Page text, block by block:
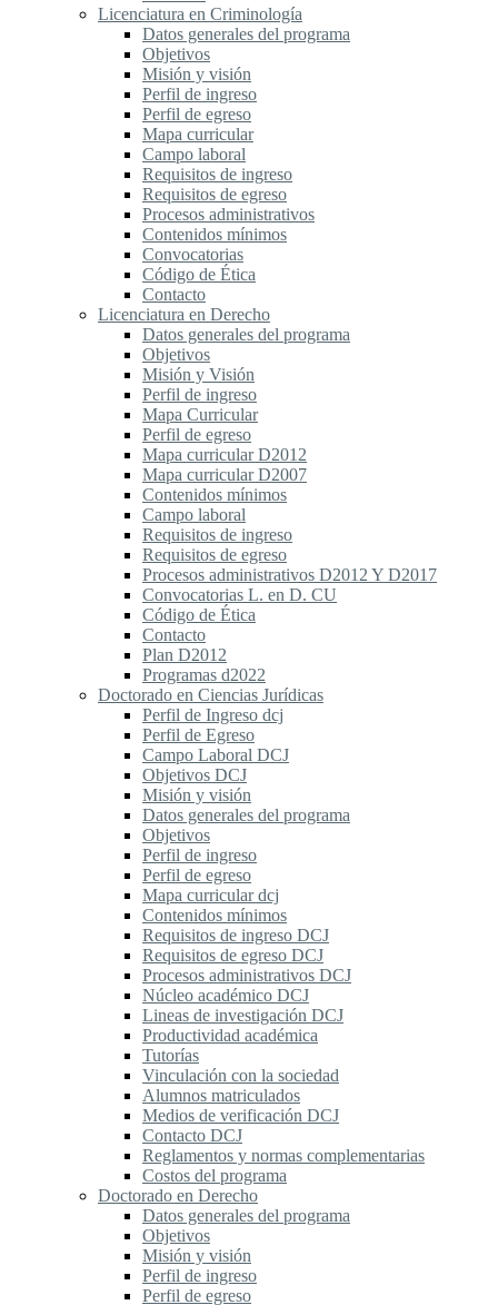
Licenciatura en Criminología
Datos generales del programa
Objetivos
Misión y visión
Perfil de ingreso
Perfil de egreso
Mapa curricular
Campo laboral
Requisitos de ingreso
Requisitos de egreso
Procesos administrativos
Contenidos mínimos
Convocatorias
Código de Ética
Contacto
Licenciatura en Derecho
Datos generales del programa
Objetivos
Misión y Visión
Perfil de ingreso
Mapa Curricular
Perfil de egreso
Mapa curricular D2012
Mapa curricular D2007
Contenidos mínimos
Campo laboral
Requisitos de ingreso
Requisitos de egreso
Procesos administrativos D2012 Y D2017
Convocatorias L. en D. CU
Código de Ética
Contacto
Plan D2012
Programas d2022
Doctorado en Ciencias Jurídicas
Perfil de Ingreso dcj
Perfil de Egreso
Campo Laboral DCJ
Objetivos DCJ
Misión y visión
Datos generales del programa
Objetivos
Perfil de ingreso
Perfil de egreso
Mapa curricular dcj
Contenidos mínimos
Requisitos de ingreso DCJ
Requisitos de egreso DCJ
Procesos administrativos DCJ
Núcleo académico DCJ
Lineas de investigación DCJ
Productividad académica
Tutorías
Vinculación con la sociedad
Alumnos matriculados
Medios de verificación DCJ
Contacto DCJ
Reglamentos y normas complementarias
Costos del programa
Doctorado en Derecho
Datos generales del programa
Objetivos
Misión y visión
Perfil de ingreso
Perfil de egreso